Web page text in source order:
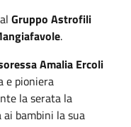
Gruppo Astrofili
.
Amalia Ercoli
e pioniera
la serata la
ai bambini la sua